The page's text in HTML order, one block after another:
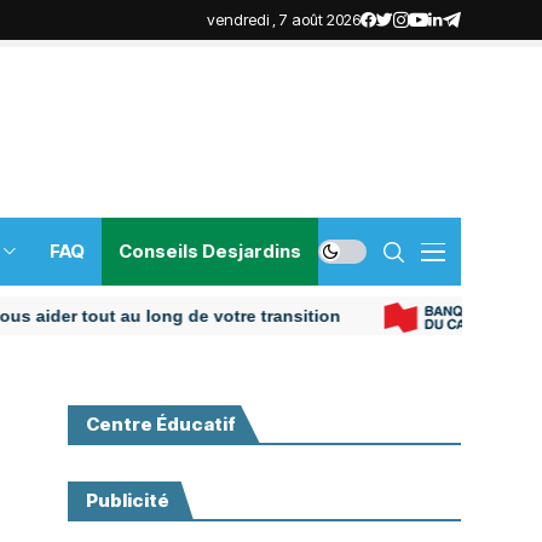
vendredi , 7 août 2026
FAQ Conseils Desjardins
tout au long de votre transition
Centre Éducatif
Publicité